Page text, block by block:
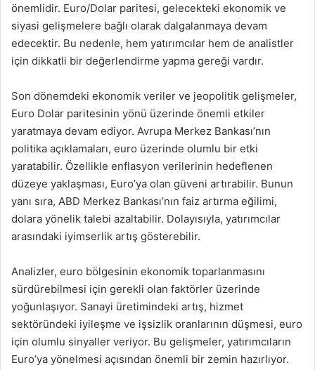
önemlidir. Euro/Dolar paritesi, gelecekteki ekonomik ve
siyasi gelişmelere bağlı olarak dalgalanmaya devam
edecektir. Bu nedenle, hem yatırımcılar hem de analistler
için dikkatli bir değerlendirme yapma gereği vardır.
Son dönemdeki ekonomik veriler ve jeopolitik gelişmeler,
Euro Dolar paritesinin yönü üzerinde önemli etkiler
yaratmaya devam ediyor. Avrupa Merkez Bankası’nın
politika açıklamaları, euro üzerinde olumlu bir etki
yaratabilir. Özellikle enflasyon verilerinin hedeflenen
düzeye yaklaşması, Euro’ya olan güveni artırabilir. Bunun
yanı sıra, ABD Merkez Bankası’nın faiz artırma eğilimi,
dolara yönelik talebi azaltabilir. Dolayısıyla, yatırımcılar
arasındaki iyimserlik artış gösterebilir.
Analizler, euro bölgesinin ekonomik toparlanmasını
sürdürebilmesi için gerekli olan faktörler üzerinde
yoğunlaşıyor. Sanayi üretimindeki artış, hizmet
sektöründeki iyileşme ve işsizlik oranlarının düşmesi, euro
için olumlu sinyaller veriyor. Bu gelişmeler, yatırımcıların
Euro’ya yönelmesi açısından önemli bir zemin hazırlıyor.